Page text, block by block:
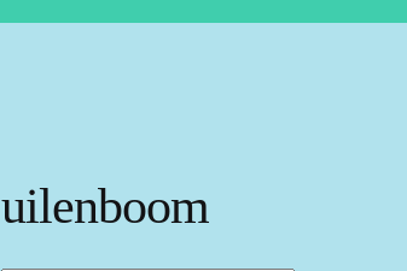
uilenboom